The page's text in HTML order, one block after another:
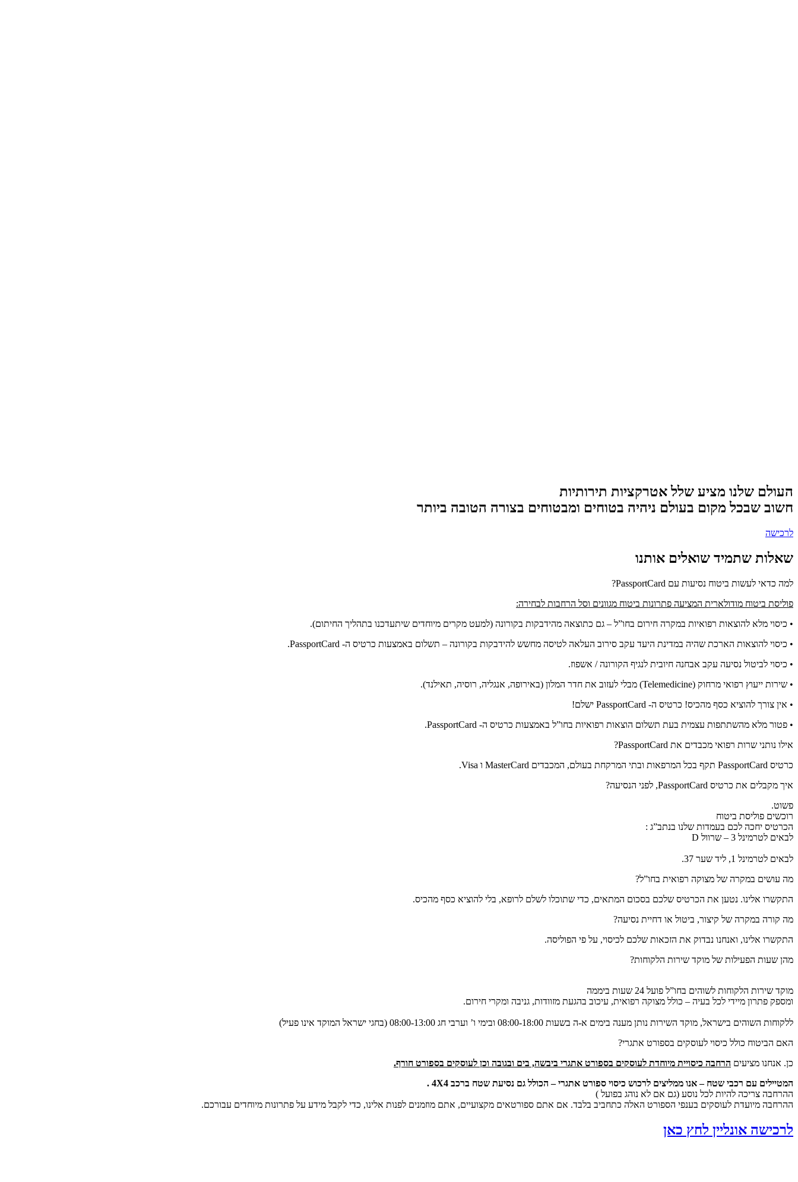
העולם שלנו מציע שלל אטרקציות תירותיות
חשוב שבכל מקום בעולם ניהיה בטוחים ומבטוחים בצורה הטובה ביותר
לרכישה
שאלות שתמיד שואלים אותנו
למה כדאי לעשות ביטוח נסיעות עם PassportCard?
פוליסת ביטוח מודולארית המציעה פתרונות ביטוח מגוונים וסל הרחבות לבחירה:
• כיסוי מלא להוצאות רפואיות במקרה חירום בחו”ל – גם כתוצאה מהידבקות בקורונה (למעט מקרים מיוחדים שיתעדכנו בתהליך החיתום).
• כיסוי להוצאות הארכת שהיה במדינת היעד עקב סירוב העלאה לטיסה מחשש להידבקות בקורונה – תשלום באמצעות כרטיס ה- PassportCard.
• כיסוי לביטול נסיעה עקב אבחנה חיובית לנגיף הקורונה / אשפוז.
• שירות ייעוץ רפואי מרחוק (Telemedicine) מבלי לעזוב את חדר המלון (באירופה, אנגליה, רוסיה, תאילנד).
• אין צורך להוציא כסף מהכיס! כרטיס ה- PassportCard ישלם!
• פטור מלא מהשתתפות עצמית בעת תשלום הוצאות רפואיות בחו”ל באמצעות כרטיס ה- PassportCard.
אילו נותני שרות רפואי מכבדים את PassportCard?
כרטיס PassportCard תקף בכל המרפאות ובתי המרקחת בעולם, המכבדים MasterCard ו Visa.
איך מקבלים את כרטיס PassportCard, לפני הנסיעה?
פשוט.
רוכשים פוליסת ביטוח
הכרטיס יחכה לכם בעמדות שלנו בנתב”ג :
לבאים לטרמינל 3 – שרוול D
לבאים לטרמינל 1, ליד שער 37.
מה עושים במקרה של מצוקה רפואית בחו”ל?
התקשרו אלינו. נטען את הכרטיס שלכם בסכום המתאים, כדי שתוכלו לשלם לרופא, בלי להוציא כסף מהכיס.
מה קורה במקרה של קיצור, ביטול או דחיית נסיעה?
התקשרו אלינו, ואנחנו נבדוק את הזכאות שלכם לכיסוי, על פי הפוליסה.
מהן שעות הפעילות של מוקד שירות הלקוחות?
מוקד שירות הלקוחות לשוהים בחו”ל פועל 24 שעות ביממה
ומספק פתרון מיידי לכל בעיה – כולל מצוקה רפואית, עיכוב בהגעת מזוודות, גניבה ומקרי חירום.
ללקוחות השוהים בישראל, מוקד השירות נותן מענה בימים א-ה בשעות 08:00-18:00 ובימי ו’ וערבי חג 08:00-13:00 (בחגי ישראל המוקד אינו פעיל)
האם הביטוח כולל כיסוי לעוסקים בספורט אתגרי?
כן. אנחנו מציעים הרחבה כיסויית מיוחדת לעוסקים בספורט אתגרי ביבשה, בים ובגובה וכן לעוסקים בספורט חורף.
המטיילים עם רכבי שטח – אנו ממליצים לרכוש כיסוי ספורט אתגרי – הכולל גם נסיעת שטח ברכב 4X4 .
ההרחבה צריכה להיות לכל נוסע (גם אם לא נוהג בפועל )
ההרחבה מיועדת לעוסקים בענפי הספורט האלה כתחביב בלבד. אם אתם ספורטאים מקצועיים, אתם מוזמנים לפנות אלינו, כדי לקבל מידע על פתרונות מיוחדים עבורכם.
לרכישה אונליין לחץ כאן